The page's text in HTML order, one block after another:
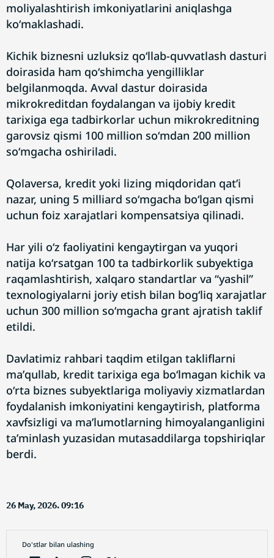
moliyalashtirish imkoniyatlarini aniqlashga
koʻmaklashadi.
Kichik biznesni uzluksiz qoʻllab-quvvatlash dasturi
doirasida ham qoʻshimcha yengilliklar
belgilanmoqda. Avval dastur doirasida
mikrokreditdan foydalangan va ijobiy kredit
tarixiga ega tadbirkorlar uchun mikrokreditning
garovsiz qismi 100 million soʻmdan 200 million
soʻmgacha oshiriladi.
Qolaversa, kredit yoki lizing miqdoridan qatʼi
nazar, uning 5 milliard soʻmgacha boʻlgan qismi
uchun foiz xarajatlari kompensatsiya qilinadi.
Har yili oʻz faoliyatini kengaytirgan va yuqori
natija koʻrsatgan 100 ta tadbirkorlik subyektiga
raqamlashtirish, xalqaro standartlar va “yashil”
texnologiyalarni joriy etish bilan bogʻliq xarajatlar
uchun 300 million soʻmgacha grant ajratish taklif
etildi.
Davlatimiz rahbari taqdim etilgan takliflarni
maʼqullab, kredit tarixiga ega boʻlmagan kichik va
oʻrta biznes subyektlariga moliyaviy xizmatlardan
foydalanish imkoniyatini kengaytirish, platforma
xavfsizligi va maʼlumotlarning himoyalanganligini
taʼminlash yuzasidan mutasaddilarga topshiriqlar
berdi.
26 May, 2026. 09:16
Do'stlar bilan ulashing